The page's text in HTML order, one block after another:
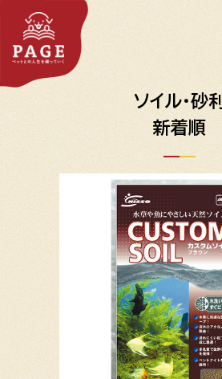
ソイル・砂利
新着順